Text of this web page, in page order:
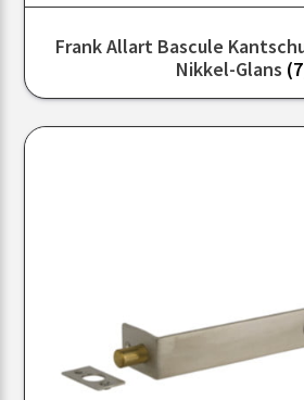
Frank Allart Bascule
Nikkel-Glans